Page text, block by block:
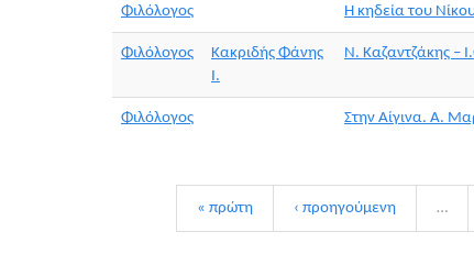
Φιλόλογος Η κηδεία του
Φιλόλογος
Κακριδής Φάνης
Ι.
Ν. Καζαντζάκης –
Φιλόλογος Στην Αίγινα. Α.
« πρώτη ‹ προηγούμενη …